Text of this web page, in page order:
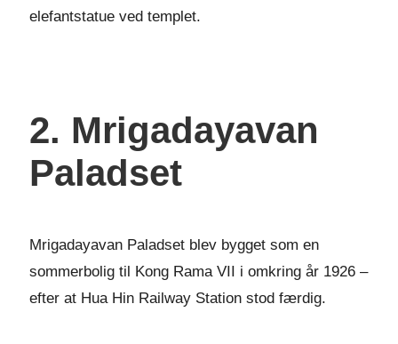
elefantstatue ved templet.
2. Mrigadayavan
Paladset
Mrigadayavan Paladset blev bygget som en
sommerbolig til Kong Rama VII i omkring år 1926 –
efter at Hua Hin Railway Station stod færdig.